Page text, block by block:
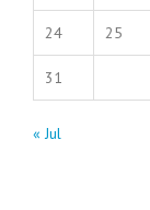
24 25
31
« Jul